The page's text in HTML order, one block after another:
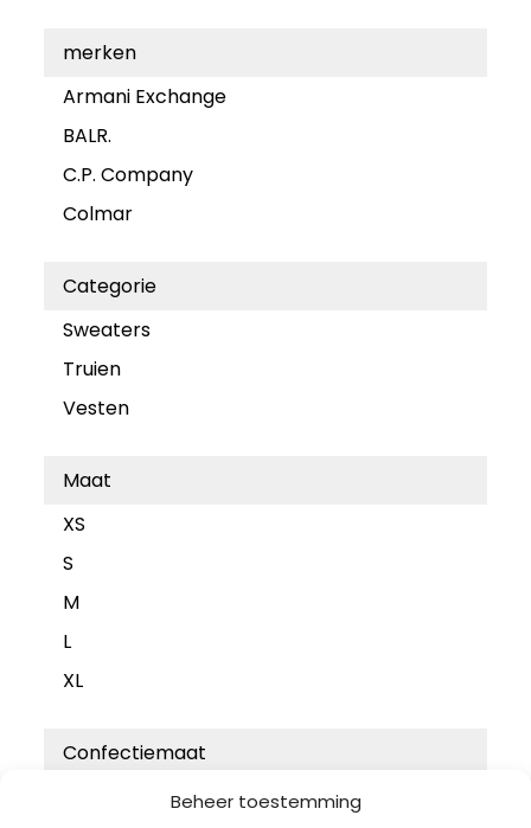
Beheer toestemming
merken
Armani Exchange
BALR.
C.P. Company
Colmar
Categorie
Sweaters
Truien
Vesten
Maat
XS
S
M
L
XL
Confectiemaat